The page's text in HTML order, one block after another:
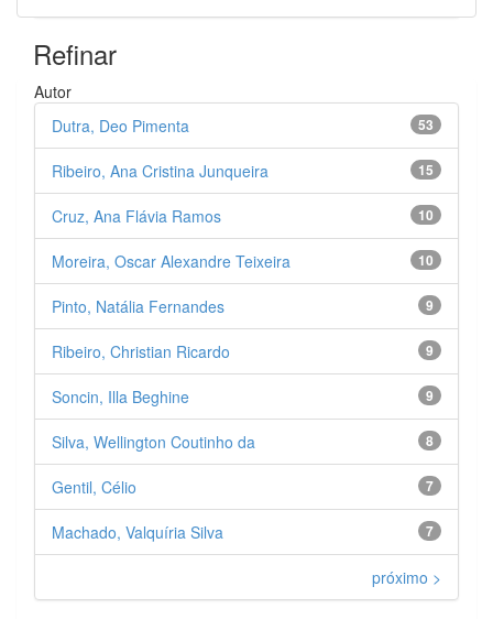
Refinar
Autor
53
Dutra, Deo Pimenta
15
Ribeiro, Ana Cristina Junqueira
10
Cruz, Ana Flávia Ramos
10
Moreira, Oscar Alexandre Teixeira
9
Pinto, Natália Fernandes
9
Ribeiro, Christian Ricardo
9
Soncin, Illa Beghine
8
Silva, Wellington Coutinho da
7
Gentil, Célio
7
Machado, Valquíria Silva
próximo >